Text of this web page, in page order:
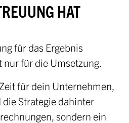
HAT
für das Ergebnis
für die Umsetzung.
für dein Unternehmen,
Strategie dahinter
sondern ein